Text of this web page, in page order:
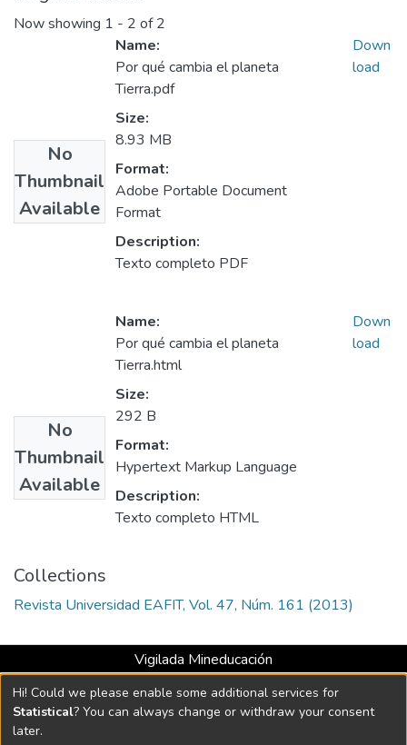
Now showing 1 - 2 of 2
No
Thumbnail
Available
Name:
Por qué cambia el planeta
Tierra.pdf
Size:
8.93 MB
Format:
Adobe Portable Document
Format
Description:
Texto completo PDF
Down
load
No
Thumbnail
Available
Name:
Por qué cambia el planeta
Tierra.html
Size:
292 B
Format:
Hypertext Markup Language
Description:
Texto completo HTML
Down
load
Collections
Revista Universidad EAFIT, Vol. 47, Núm. 161 (2013)
Vigilada Mineducación
Universidad con Acreditación Institucional hasta 2026 -
Resolución MEN 2158 de 2018
Hi! Could we please enable some additional services for
Statistical? You can always change or withdraw your consent
later.